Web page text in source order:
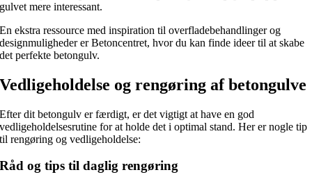
gulvet mere interessant.
En ekstra ressource med inspiration til overfladebehandlinger og
designmuligheder er Betoncentret, hvor du kan finde ideer til at skabe
det perfekte betongulv.
Vedligeholdelse og rengøring af betongulve
Efter dit betongulv er færdigt, er det vigtigt at have en god
vedligeholdelsesrutine for at holde det i optimal stand. Her er nogle tip
til rengøring og vedligeholdelse:
Råd og tips til daglig rengøring